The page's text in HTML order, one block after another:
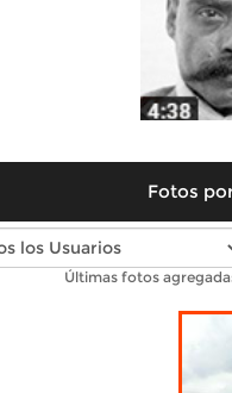
Fotos
Fotos
Últimas fotos